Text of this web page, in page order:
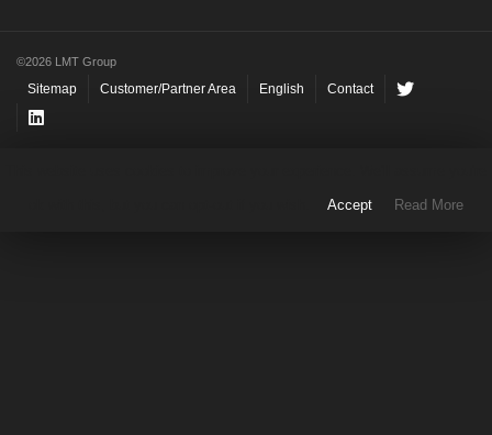
©2026 LMT Group
Sitemap Customer/Partner Area English Contact
Accept Read More